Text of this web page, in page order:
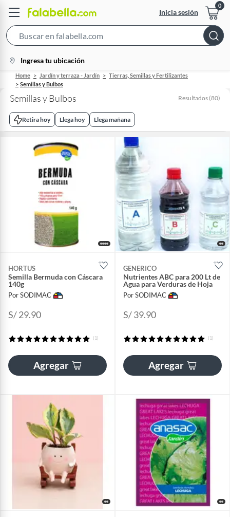
Inicia sesión
Bar
location-
icon
Ingresa tu ubicación
Home Jardín y terraza - Jardín
Tierras, Semillas y Fertilizantes
Semillas y Bulbos
Semillas y Bulbos Resultados (80)
Retira hoy Llega hoy Llega mañana
HORTUS
Semilla Bermuda con Cáscara
140g
Por SODIMAC
S/ 29.90
(1)
Agregar
GENERICO
Nutrientes ABC para 200 Lt de
Agua para Verduras de Hoja
Por SODIMAC
S/ 39.90
(1)
Agregar